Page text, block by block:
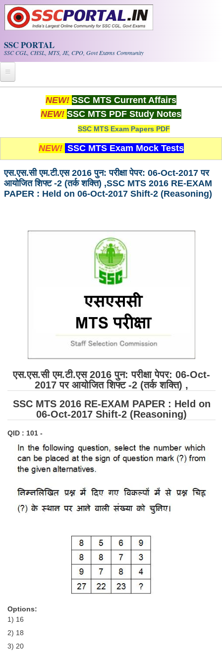
Skip to main content
SSC PORTAL
SSC CGL, CHSL, MTS, JE, CPO, Govt Exams Community
Whats New!
PDF NOTES
SSC CGL Tier-1 PDF NOTES
Scientific Assistant(IMD) PDF Notes
SSC Junior Engineer Notes
FREE Current Affairs
SSC CGL PDF Ebooks
SSC CGL
SSC CGL TIER-1
Tier-1 PAPERS
Tier-1 Syllabus
Tier-1 Answer Keys
SSC CGL TIER-2
TIER-2 Papers
SSC CGL PAPERS
Study Kit for CGL Tier-1
NEW! SSC MTS Current Affairs
NEW! SSC MTS PDF Study Notes
SSC MTS Exam Papers PDF
NEW! SSC MTS Exam Mock Tests
एस.एस.सी एम.टी.एस 2016 पुन: परीक्षा पेपर: 06-Oct-2017 पर
आयोजित शिफ्ट -2 (तर्क शक्ति) ,SSC MTS 2016 RE-EXAM
PAPER : Held on 06-Oct-2017 Shift-2 (Reasoning)
एस.एस.सी एम.टी.एस 2016 पुन: परीक्षा पेपर: 06-Oct-
2017 पर आयोजित शिफ्ट -2 (तर्क शक्ति) ,
SSC MTS 2016 RE-EXAM PAPER : Held on
06-Oct-2017 Shift-2 (Reasoning)
QID : 101 -
Options:
1) 16
2) 18
3) 20